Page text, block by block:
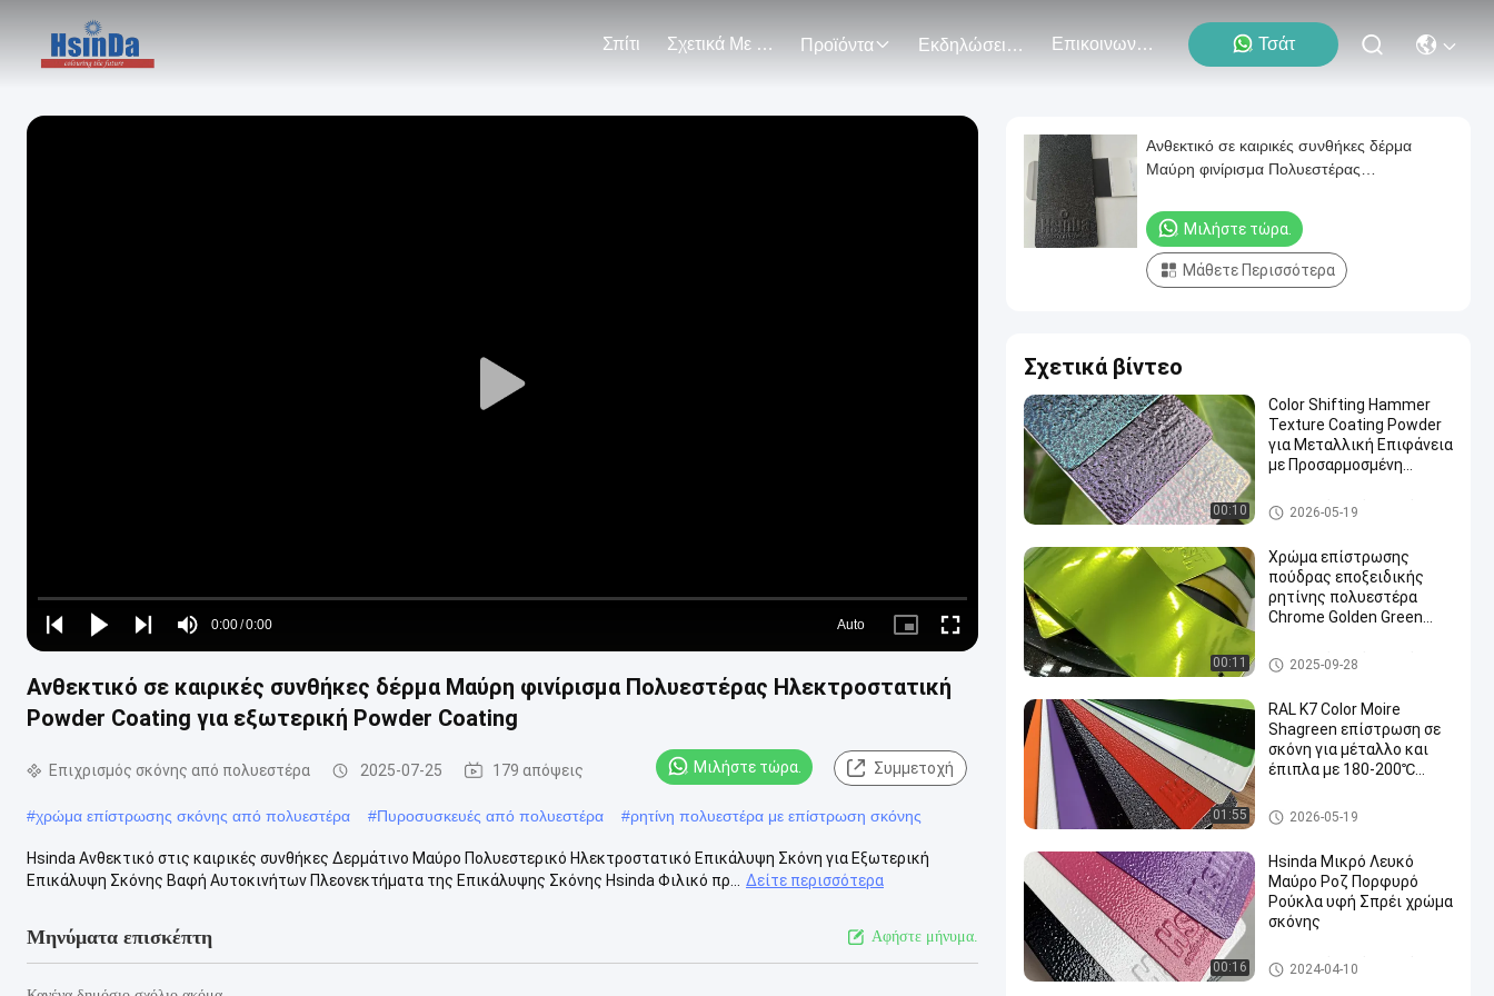
Σπίτι Σχετικά Με Εμάς Προϊόντα Εκδηλώσεις Επικοινωνήστε Μαζί Μας Τσάτ
Play
Play
Play
Play
Mute
Time
0:00/0:00
Loaded:
0%
Auto
Picture- Fullscreen
Ανθεκτικό σε καιρικές συνθήκες δέρμα Μαύρη φινίρισμα Πολυεστέρας Ηλεκτροστατική
Powder Coating για εξωτερική Powder Coating
Επιχρισμός σκόνης από πολυεστέρα 2025-07-25 179 απόψεις Μιλήστε τώρα. Συμμετοχή
#χρώμα επίστρωσης σκόνης από πολυεστέρα #Πυροσυσκευές από πολυεστέρα #ρητίνη πολυεστέρα με επίστρωση σκόνης
Hsinda Ανθεκτικό στις καιρικές συνθήκες Δερμάτινο Μαύρο Πολυεστερικό Ηλεκτροστατικό Επικάλυψη Σκόνη για Εξωτερική
Επικάλυψη Σκόνης Βαφή Αυτοκινήτων Πλεονεκτήματα της Επικάλυψης Σκόνης Hsinda Φιλικό πρ...
Δείτε περισσότερα
Μηνύματα επισκέπτη Αφήστε μήνυμα.
Ανθεκτικό σε καιρικές συνθήκες δέρμα
Μαύρη φινίρισμα Πολυεστέρας
εξωτερική Powder Coating
Μιλήστε τώρα.
Μάθετε Περισσότερα
Σχετικά βίντεο
00:10
Color Shifting Hammer
Texture Coating Powder
για Μεταλλική Επιφάνεια
με Προσαρμοσμένη
Επιχρισμός σκόνης από πολυ
εστέρα
2026-05-19
00:11
Χρώμα επίστρωσης
πούδρας εποξειδικής
ρητίνης πολυεστέρα
Chrome Golden Green
Επιχρισμός σκόνης από πολυ
εστέρα
2025-09-28
01:55
RAL K7 Color Moire
Shagreen επίστρωση σε
σκόνη για μέταλλο και
έπιπλα με 180-200℃
ηλεκτροστατική βαφή
ψεκασμού
Θερμοστεκτική επίστρωση
σκόνης
2026-05-19
00:16
Hsinda Μικρό Λευκό
Μαύρο Ροζ Πορφυρό
Ρούκλα υφή Σπρέι χρώμα
σκόνης
Επιχρισμός σκόνης από πολυ
εστέρα
2024-04-10